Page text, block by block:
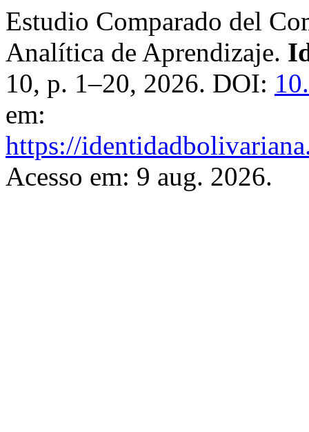
Estudio Comparado del
Analítica de Aprendizaje.
10, p. 1–20, 2026. DOI:
em:
https://
Acesso em: 9 aug. 2026.